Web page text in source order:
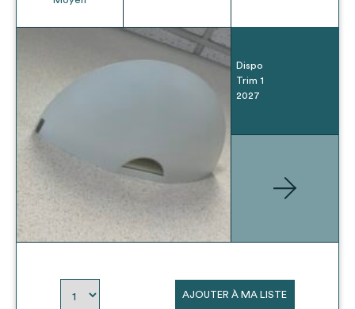
Dispo
Trim 1
2027
AJOUTER À MA LISTE